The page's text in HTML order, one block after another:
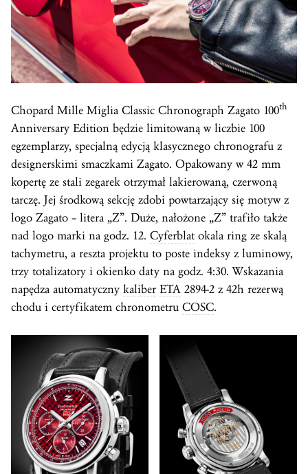
Chopard Mille Miglia Classic Chronograph Zagato 100th
Anniversary Edition będzie limitowaną w liczbie 100
egzemplarzy, specjalną edycją klasycznego chronografu z
designerskimi smaczkami Zagato. Opakowany w 42 mm
kopertę ze stali zegarek otrzymał lakierowaną, czerwoną
tarczę. Jej środkową sekcję zdobi powtarzający się motyw z
logo Zagato – litera „Z”. Duże, nałożone „Z” trafiło także
nad logo marki na godz. 12. Cyferblatokala ring ze skalą
tachymetru, a reszta projektu to poste indeksy z luminowy,
trzy totalizatory i okienko daty na godz. 4:30. Wskazania
napędza automatyczny kaliber ETA 2894-2 z 42h rezerwą
chodu i certyfikatem chronometru COSC.